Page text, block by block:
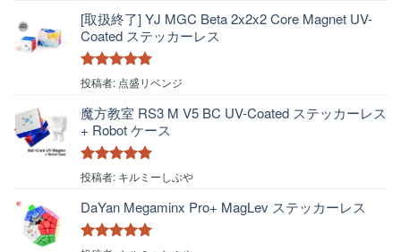
[取扱終了] YJ MGC Beta 2x2x2 Core Magnet UV-
Coated ステッカーレス
5段階中5の
投稿者: 点盛リベンジ
魔方教室 RS3 M V5 BC UV-Coated ステッカーレス
+ Robot ケース
5段階中5の
投稿者: キルミーしぶや
DaYan Megaminx Pro+ MagLev ステッカーレス